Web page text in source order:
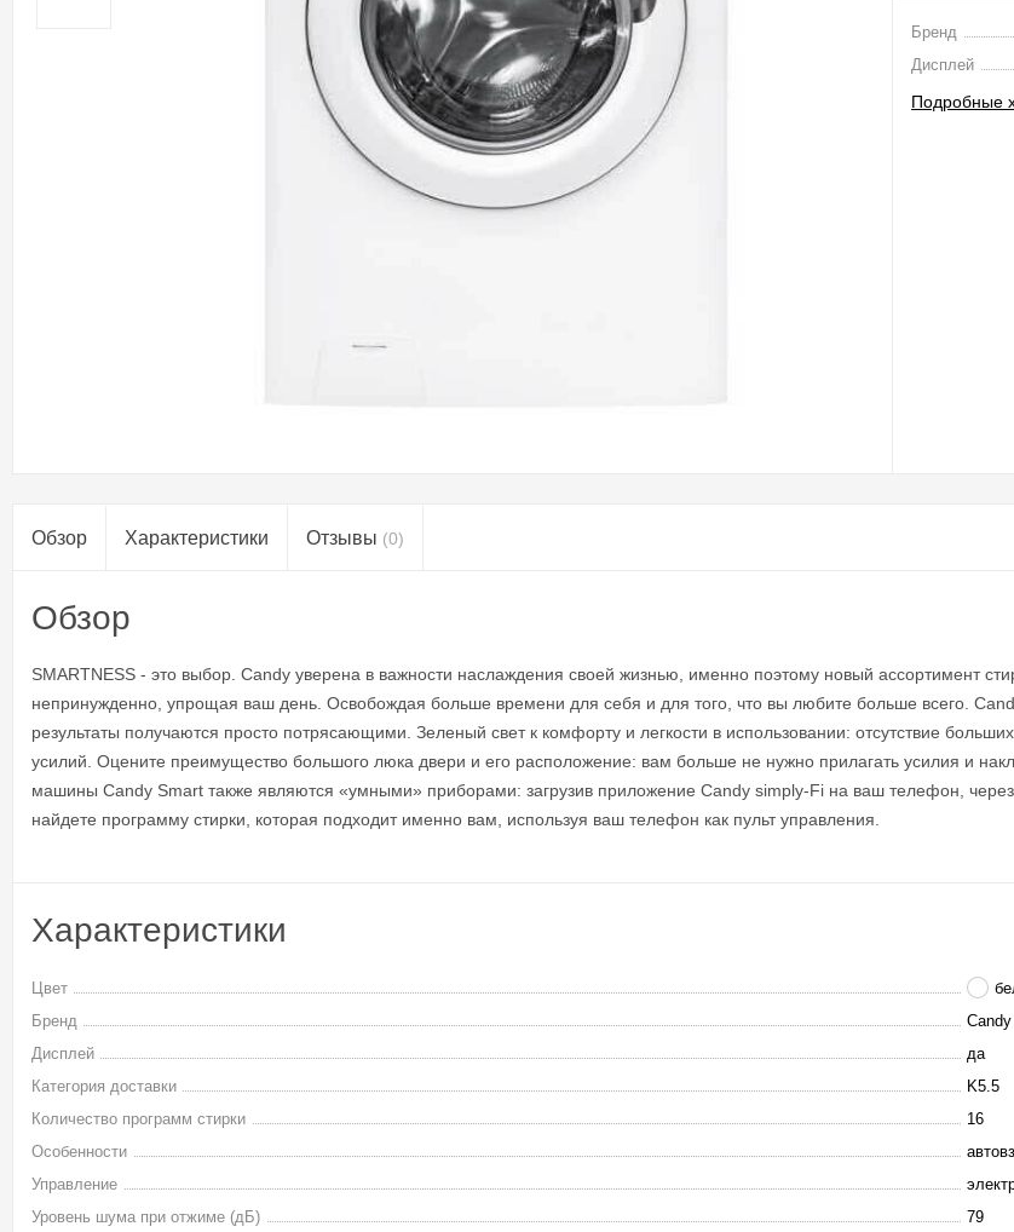
Бренд
Дисплей
Подробные
Обзор Характеристики Отзывы (0)
Обзор
SMARTNESS - это выбор. Candy уверена в важности наслаждения своей жизнью, именно поэтому новый ассортимент
непринужденно, упрощая ваш день. Освобождая больше времени для себя и для того, что вы любите больше всего.
результаты получаются просто потрясающими. Зеленый свет к комфорту и легкости в использовании: отсутствие
усилий. Оцените преимущество большого люка двери и его расположение: вам больше не нужно прилагать усилия и
машины Candy Smart также являются «умными» приборами: загрузив приложение Candy simply-Fi на ваш телефон,
найдете программу стирки, которая подходит именно вам, используя ваш телефон как пульт управления.
Характеристики
Цвет
Бренд
Candy
Дисплей
да
Категория доставки
K5.5
Количество программ стирки
16
Особенности
Управление
Уровень шума при отжиме (дБ)
79